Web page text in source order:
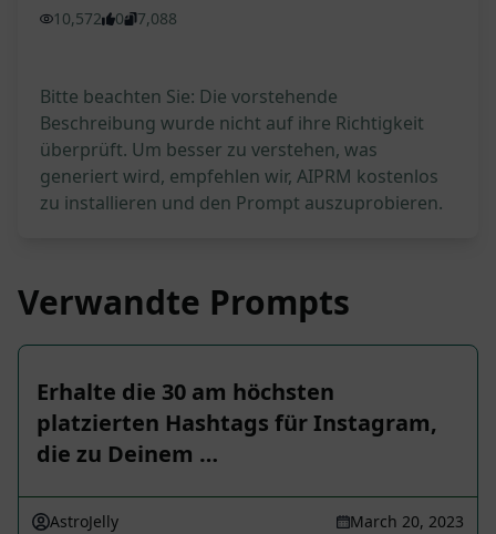
10,572 0 7,088
Bitte beachten Sie: Die vorstehende
Beschreibung wurde nicht auf ihre Richtigkeit
überprüft. Um besser zu verstehen, was
generiert wird, empfehlen wir, AIPRM kostenlos
zu installieren und den Prompt auszuprobieren.
Verwandte Prompts
Erhalte die 30 am höchsten
platzierten Hashtags für Instagram,
die zu Deinem …
AstroJelly March 20, 2023